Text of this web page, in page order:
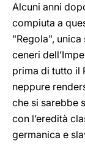
Alcuni anni
compiuta a
"Regola", unica
ceneri
prima di tutto il
neppure
che si sarebbe
con l’eredità
germanica e